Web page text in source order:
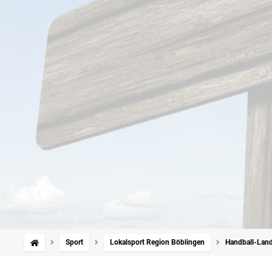
Sport Lokalsport Region Böblingen Handball-